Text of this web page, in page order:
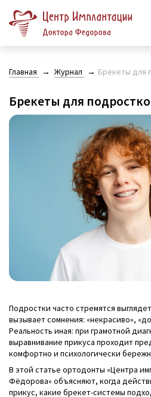
Главная Журнал Брекеты для
Брекеты для
Подростки часто стремятся
вызывает сомнения: «некрасиво»,
Реальность иная: при грамотной
выравнивание прикуса проходит
комфортно и психологически
В этой статье ортодонты «Центра
Фёдорова» объясняют, когда
прикус, какие брекет-системы